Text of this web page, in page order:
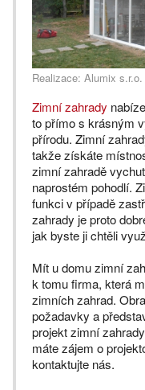
Realizace: Alumix
Zimní zahrady
to přímo s krásným
přírodu. Zimní
takže získáte
zimní zahradě
naprostém pohodlí.
funkci v případě
zahrady je proto
jak byste ji chtěli
Mít u domu zimní
k tomu firma, která
zimních zahrad.
požadavky a
projekt zimní
máte zájem o
kontaktujte nás.